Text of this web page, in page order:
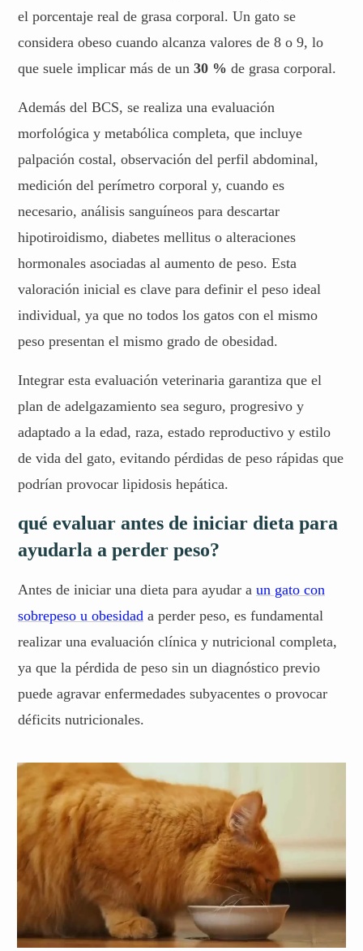
el porcentaje real de grasa corporal. Un gato se
considera obeso cuando alcanza valores de 8 o 9, lo
que suele implicar más de un 30 % de grasa corporal.
Además del BCS, se realiza una evaluación
morfológica y metabólica completa, que incluye
palpación costal, observación del perfil abdominal,
medición del perímetro corporal y, cuando es
necesario, análisis sanguíneos para descartar
hipotiroidismo, diabetes mellitus o alteraciones
hormonales asociadas al aumento de peso. Esta
valoración inicial es clave para definir el peso ideal
individual, ya que no todos los gatos con el mismo
peso presentan el mismo grado de obesidad.
Integrar esta evaluación veterinaria garantiza que el
plan de adelgazamiento sea seguro, progresivo y
adaptado a la edad, raza, estado reproductivo y estilo
de vida del gato, evitando pérdidas de peso rápidas que
podrían provocar lipidosis hepática.
qué evaluar antes de iniciar dieta para
ayudarla a perder peso?
Antes de iniciar una dieta para ayudar a un gato con
sobrepeso u obesidad a perder peso, es fundamental
realizar una evaluación clínica y nutricional completa,
ya que la pérdida de peso sin un diagnóstico previo
puede agravar enfermedades subyacentes o provocar
déficits nutricionales.